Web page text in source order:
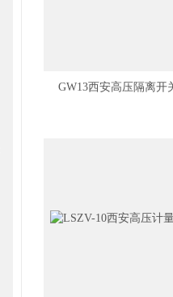
GW13西安高压隔离开